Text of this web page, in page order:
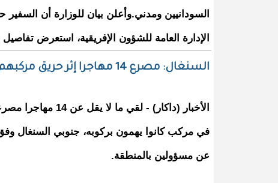
السودانيين ومدني.وأعلن بيان للوزارة أن
الإدارة العامة للشؤون الإفريقية، استعرض
السنغال: مصرع 14 مهاجرا إثر حريق مركبهم
الأخبار (داكار) -
في مركب كانوا يهمون بركوبه، جنوبي السنغال
عن مسؤولين بالمنطقة.